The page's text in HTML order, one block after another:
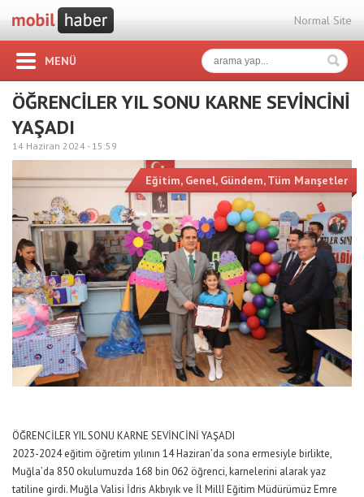
Normal Site
MENÜ
ÖĞRENCİLER YIL SONU KARNE SEVİNCİNİ
YAŞADI
14 Haziran 2024 - 15:59
Eğitim, Genel, Gündem,Tüm Manşetler
ÖĞRENCİLER YIL SONU KARNE SEVİNCİNİ YAŞADI
2023-2024 eğitim öğretim yılının 14 Haziran’da sona ermesiyle birlikte,
Muğla’da 850 okulumuzda 168 bin 062 öğrenci, karnelerini alarak yaz
tatiline girdi. Muğla Valisi İdris Akbıyık ve İl Millî Eğitim Müdürümüz Emre